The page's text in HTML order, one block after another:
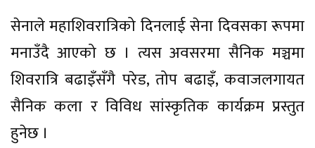
सेनाले महाशिवरात्रिको दिनलाई सेना दिवसका रूपमा
मनाउँदै आएको छ । त्यस अवसरमा सैनिक मञ्चमा
शिवरात्रि बढाइँसँगै परेड, तोप बढाइँ, कवाजलगायत
सैनिक कला र विविध सांस्कृतिक कार्यक्रम प्रस्तुत
हुनेछ ।